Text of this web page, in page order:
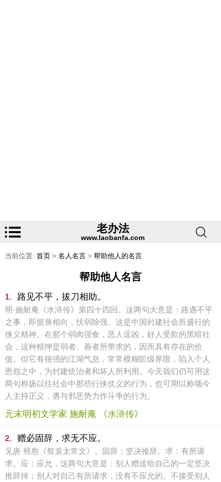
老办法
www.laobanfa.com
当前位置: 首页 > 名人名言 > 帮助他人的名言
帮助他人名言
1. 路见不平，拔刀相助。
明·施耐庵《水浒传》第四十四回。这两句大意是：路遇不平
之事，即挺身相向，扶弱除强。这是中国封建社会所盛行的
侠义精神。在那个弱肉强食，恶人逞凶，好人受欺的黑暗社
会，这种精抻是弱者、善者所带求的，因而具有存在的价
值。但它有很强的江湖气息，常常模糊阶级界限，陷入个人
恩怨之中，为封建统治者和坏人所利用。今天我们仍可用这
两句称扬以往社会中那些行侠仗义的行为，也可用以称颂今
人主持正义，勇与邪恶势力作斗争的行为。
元末明初文学家 施耐庵 《水浒传》
2. 赠必固辞，求无不应。
见唐·韩愈《祭裴太常文》。固辞：坚决推辞。求：有所请
求。应：应允，这两句大意是：别人赠送给自己的一定坚决
推辞掉；别人对自己有所请求，没有不应允的。不接受别人